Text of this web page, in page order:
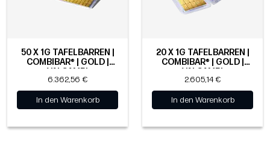
50 X 1G TAFELBARREN |
COMBIBAR® | GOLD |
6.362,56 €
In den Warenkorb
20 X 1G TAFELBARREN |
COMBIBAR® | GOLD |
2.605,14 €
In den Warenkorb